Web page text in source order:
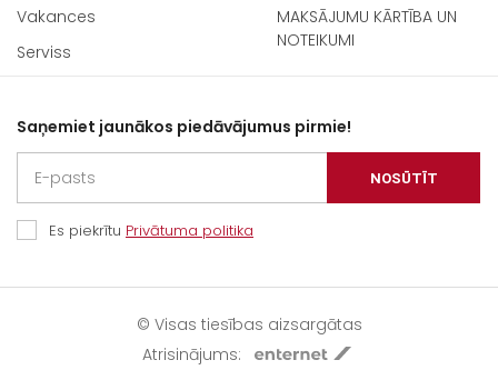
Vakances
Serviss
MAKSĀJUMU KĀRTĪBA UN
NOTEIKUMI
Saņemiet jaunākos piedāvājumus pirmie!
NOSŪTĪT
Es piekrītu Privātuma politika
© Visas tiesības aizsargātas
Atrisinājums: